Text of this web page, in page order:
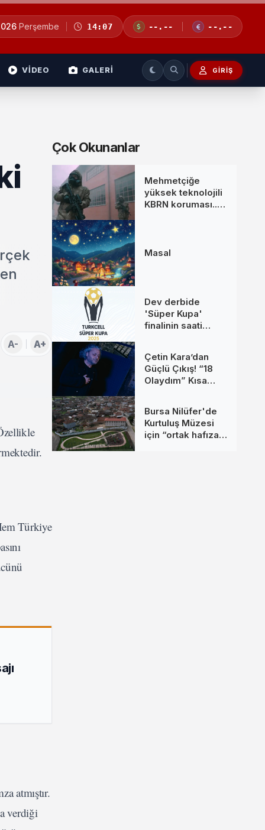
Perşembe 14:07 --.-- --.--
VİDEO GALERİ GIRIŞ
A- A+
Türkiye
atmıştır.
verdiği
Çok Okunanlar
Mehmetçiğe
yüksek teknolojili
KBRN koruması...
Masal
Dev derbide
'Süper Kupa'
finalinin saati
Çetin Kara’dan
Güçlü Çıkış! “18
Olaydım” Kısa
Ulaştı
Bursa Nilüfer'de
Kurtuluş Müzesi
için “ortak hafıza”